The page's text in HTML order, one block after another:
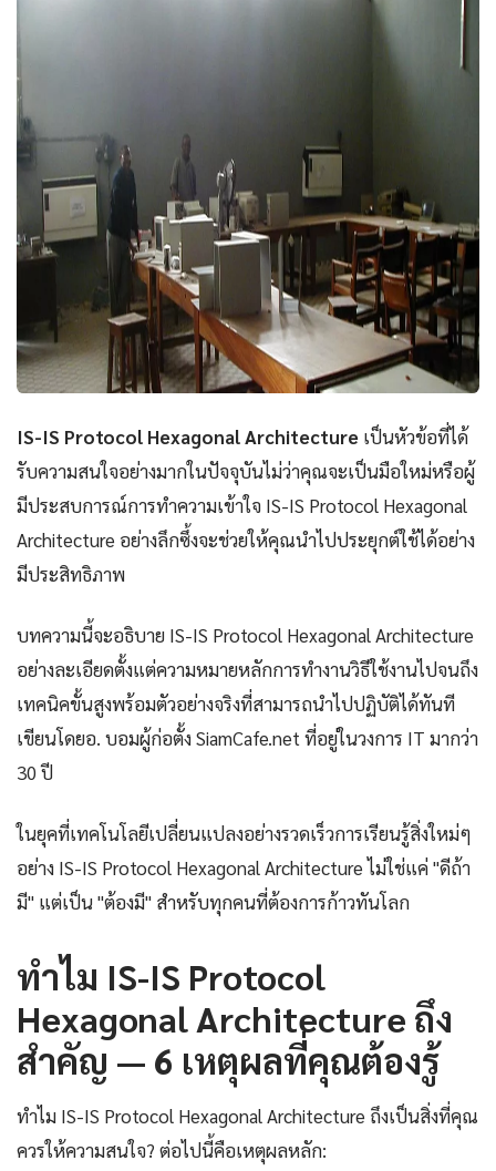
IS-IS Protocol Hexagonal Architecture เป็นหัวข้อที่ได้
รับความสนใจอย่างมากในปัจจุบันไม่ว่าคุณจะเป็นมือใหม่หรือผู้
มีประสบการณ์การทำความเข้าใจ IS-IS Protocol Hexagonal
Architecture อย่างลึกซึ้งจะช่วยให้คุณนำไปประยุกต์ใช้ได้อย่าง
มีประสิทธิภาพ
บทความนี้จะอธิบาย IS-IS Protocol Hexagonal Architecture
อย่างละเอียดตั้งแต่ความหมายหลักการทำงานวิธีใช้งานไปจนถึง
เทคนิคขั้นสูงพร้อมตัวอย่างจริงที่สามารถนำไปปฏิบัติได้ทันที
เขียนโดยอ. บอมผู้ก่อตั้ง SiamCafe.net ที่อยู่ในวงการ IT มากว่า
30 ปี
ในยุคที่เทคโนโลยีเปลี่ยนแปลงอย่างรวดเร็วการเรียนรู้สิ่งใหม่ๆ
อย่าง IS-IS Protocol Hexagonal Architecture ไม่ใช่แค่ "ดีถ้า
มี" แต่เป็น "ต้องมี" สำหรับทุกคนที่ต้องการก้าวทันโลก
ทำไม IS-IS Protocol
Hexagonal Architecture ถึง
สำคัญ — 6 เหตุผลที่คุณต้องรู้
ทำไม IS-IS Protocol Hexagonal Architecture ถึงเป็นสิ่งที่คุณ
ควรให้ความสนใจ? ต่อไปนี้คือเหตุผลหลัก: